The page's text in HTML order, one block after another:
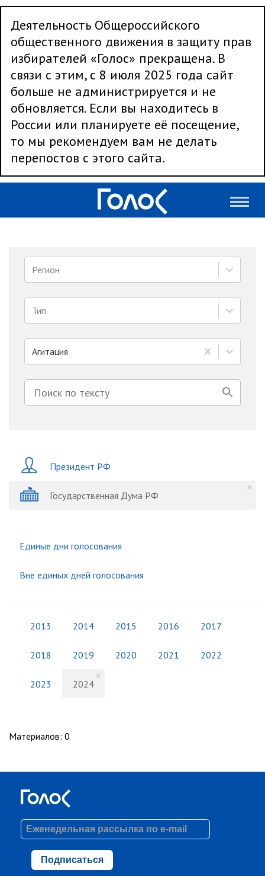
Деятельность Общероссийского
общественного движения в защиту прав
избирателей «Голос» прекращена. В
связи с этим, с 8 июля 2025 года сайт
больше не администрируется и не
обновляется. Если вы находитесь в
России или планируете её посещение,
то мы рекомендуем вам не делать
перепостов с этого сайта.
Регион
Тип
Агитация
Президент РФ
Государственная Дума РФ
Единые дни голосования
Вне единых дней голосования
2013 2014 2015 2016 2017
2018 2019 2020 2021 2022
2023 2024
Материалов: 0
Подписаться